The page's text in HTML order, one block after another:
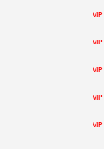
VIP
VIP
VIP
VIP
VIP